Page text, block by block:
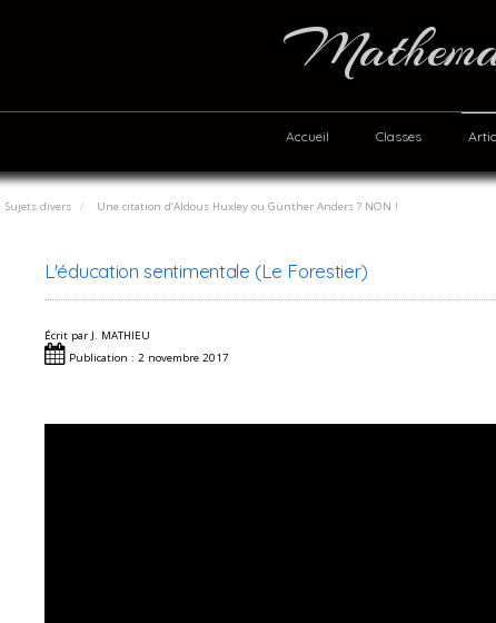
Accueil Classes
Sujets divers Une citation d’Aldous Huxley ou Günther Anders ? NON !
L'éducation sentimentale (Le Forestier)
Écrit par J. MATHIEU
Publication : 2 novembre 2017